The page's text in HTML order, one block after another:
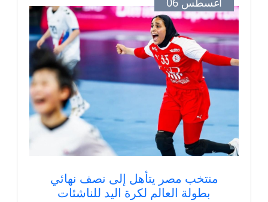
منتخب مصر يتأهل إلى نصف نهائي
بطولة العالم لكرة اليد للناشئات